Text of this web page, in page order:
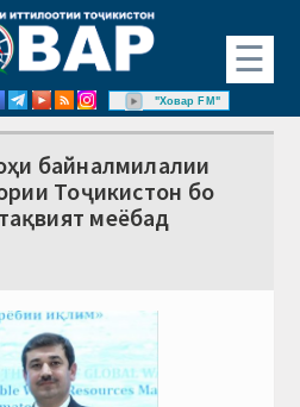
☰
"Ховар FM"
байналмилалии
Тоҷикистон бо
меёбад